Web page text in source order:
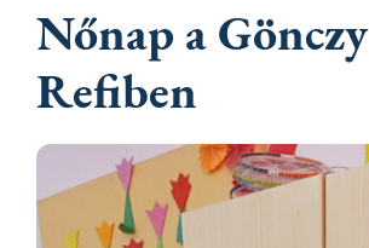
Alapítvány
Információk
Elérhetőségek
Nőnap a Gönczy
Refiben